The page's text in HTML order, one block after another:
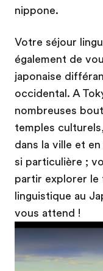
nippone.
Votre séjour
également de
japonaise
occidental. A
nombreuses
temples
dans la ville et
si particulière ;
partir explorer le
linguistique au
vous attend !